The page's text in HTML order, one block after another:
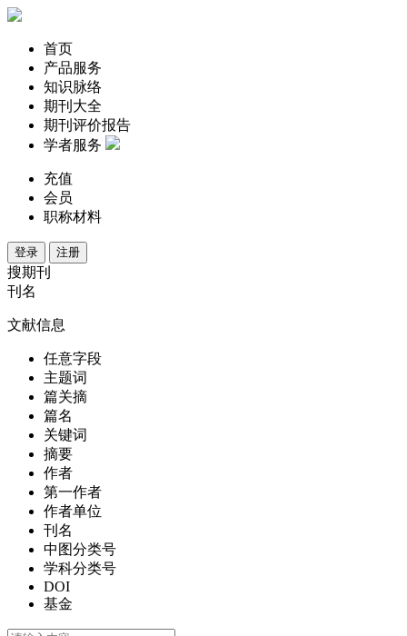
首页
产品服务
知识脉络
期刊大全
期刊评价报告
学者服务
充值
会员
职称材料
登录 注册
搜期刊
刊名
文献信息
任意字段
主题词
篇关摘
篇名
关键词
摘要
作者
第一作者
作者单位
刊名
中图分类号
学科分类号
DOI
基金